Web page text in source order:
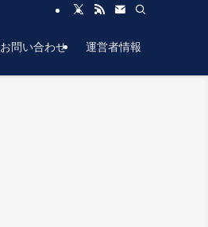
お問い合わせ 運営者情報